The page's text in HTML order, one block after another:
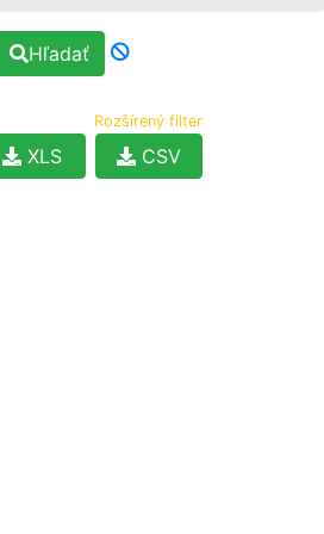
Hľadať
Rozšírený filter
CSV
XLS